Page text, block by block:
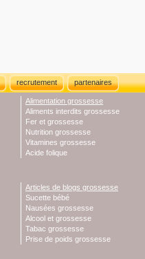
recrutement partenaires
Alimentation grossesse
Aliments interdits grossesse
Fer et grossesse
Nutrition grossesse
Vitamines grossesse
Acide folique
Articles de blogs grossesse
Sucette bébé
Nausées grossesse
Alcool et grossesse
Tabac grossesse
Prise de poids grossesse